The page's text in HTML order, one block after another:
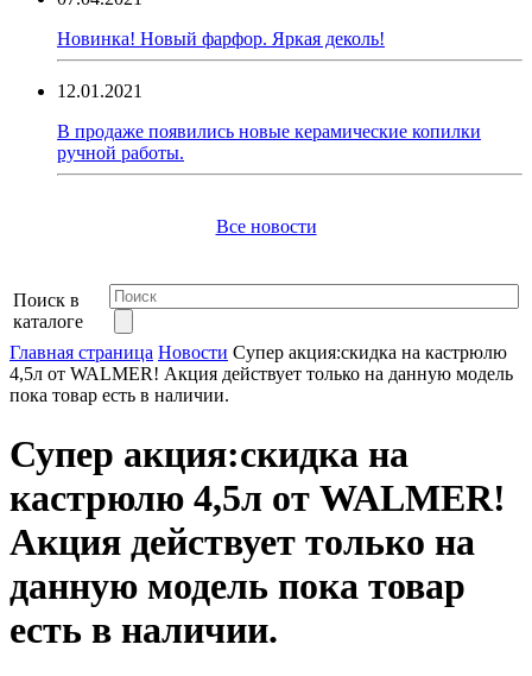
Новинка! Новый фарфор. Яркая деколь!
12.01.2021
В продаже появились новые керамические копилки
ручной работы.
Все новости
Поиск в
каталоге
Главная страница Новости Супер акция:скидка на кастрюлю
4,5л от WALMER! Акция действует только на данную модель
пока товар есть в наличии.
Супер акция:скидка на
кастрюлю 4,5л от WALMER!
Акция действует только на
данную модель пока товар
есть в наличии.